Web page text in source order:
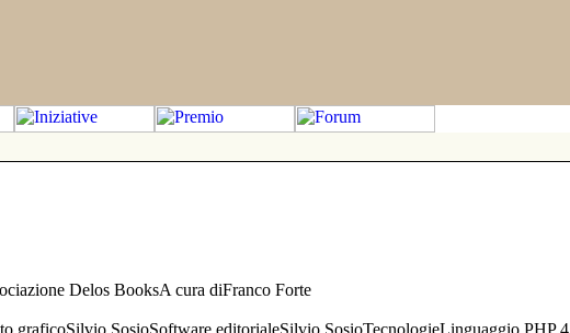
Delos BooksA cura diFranco Forte
graficoSilvio SosioSoftware editorialeSilvio SosioTecnologieLinguaggio PHP 4